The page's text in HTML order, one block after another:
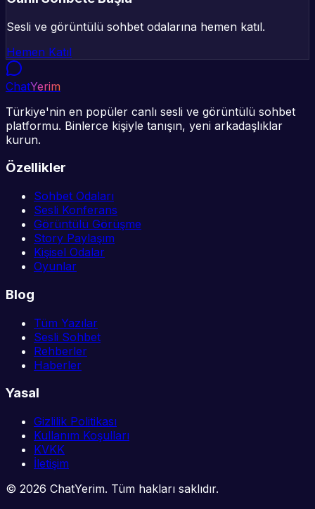
Sesli ve görüntülü sohbet odalarına hemen katıl.
Hemen Katıl
ChatYerim
Türkiye'nin en popüler canlı sesli ve görüntülü sohbet
platformu. Binlerce kişiyle tanışın, yeni arkadaşlıklar
kurun.
Özellikler
Sohbet Odaları
Sesli Konferans
Görüntülü Görüşme
Story Paylaşım
Kişisel Odalar
Oyunlar
Blog
Tüm Yazılar
Sesli Sohbet
Rehberler
Haberler
Yasal
Gizlilik Politikası
Kullanım Koşulları
KVKK
İletişim
© 2026 ChatYerim. Tüm hakları saklıdır.